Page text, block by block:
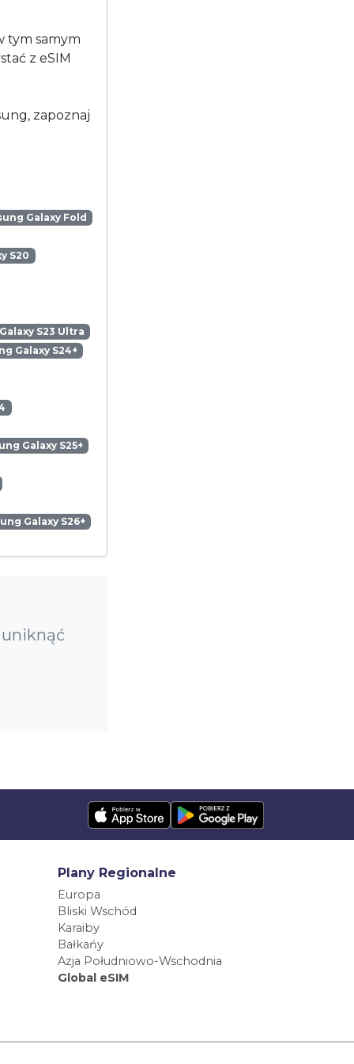
tym samym
z eSIM
zapoznaj
Galaxy Fold
S20
S23 Ultra
Galaxy S24+
Galaxy S25+
Galaxy S26+
uniknąć
Plany Regionalne
Europa
Bliski Wschód
Karaiby
Bałkańy
Azja Południowo-Wschodnia
Global eSIM